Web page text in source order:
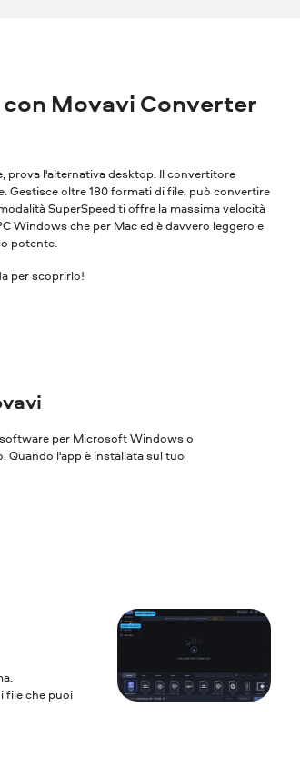
con Movavi Converter
prova l'alternativa desktop. Il convertitore
Gestisce oltre 180 formati di file, può convertire
SuperSpeed ​​ti offre la massima velocità
Windows che per Mac ed è davvero leggero e
potente.
per scoprirlo!
per Microsoft Windows o
Quando l'app è installata sul tuo
file che puoi